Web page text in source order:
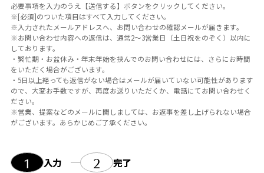
必要事項を入力のうえ【送信する】ボタンをクリックしてください。
※[必須]のついた項目はすべて入力してください。
※入力されたメールアドレスへ、お問い合わせの確認メールが届きます。
※お問い合わせ内容への返信は、通常2～3営業日（土日祝をのぞく）以内に
しております。
・繁忙期・お盆休み・年末年始を挟んでのお問い合わせには、さらにお時間
をいただく場合がございます。
・5日以上経っても返信がない場合はメールが届いていない可能性があります
ので、大変お手数ですが、再度お送りいただくか、電話にてお問い合わせく
ださい。
※営業、提案などのメールに関しましては、お返事を差し上げられない場合
1 入力 2 完了